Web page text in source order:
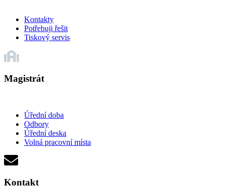
Kontakty
Potřebuji řešit
Tiskový servis
Magistrát
Úřední doba
Odbory
Úřední deska
Volná pracovní místa
Kontakt